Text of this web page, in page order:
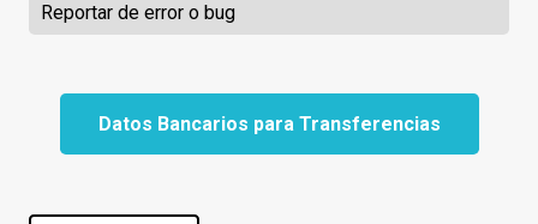
Reportar de error o bug
Datos Bancarios para Transferencias